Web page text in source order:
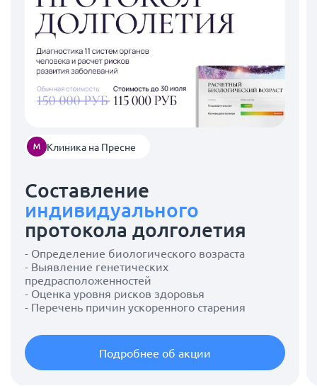
Клиника на Пресне
Составление
индивидуального
протокола долголетия
- Определение биологического возраста
- Выявление генетических
предрасположенностей
- Оценка уровня рисков здоровья
- Перечень причин ускоренного старения
Подробнее об акции